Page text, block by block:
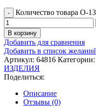
Количество товара О-
В корзину
Добавить для сравнения
Добавить в список
Артикул: 64816 Категории:
ИЗДЕЛИЯ
Поделиться:
Описание
Отзывы (0)